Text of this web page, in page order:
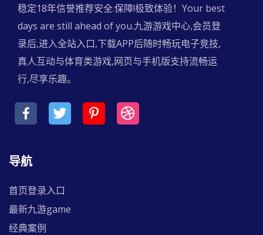
稳定18年信誉推荐安全.保障!极致体验！Your best
days are still ahead of you.九游游戏中心,会员登
录后,进入全站入口,下载APP后随时畅玩电子竞技,
真人互动与体育类游戏,网页与手机版支持流畅运
行,尽享乐趣。
导航
首页登录入口
最新九游game
经典案例